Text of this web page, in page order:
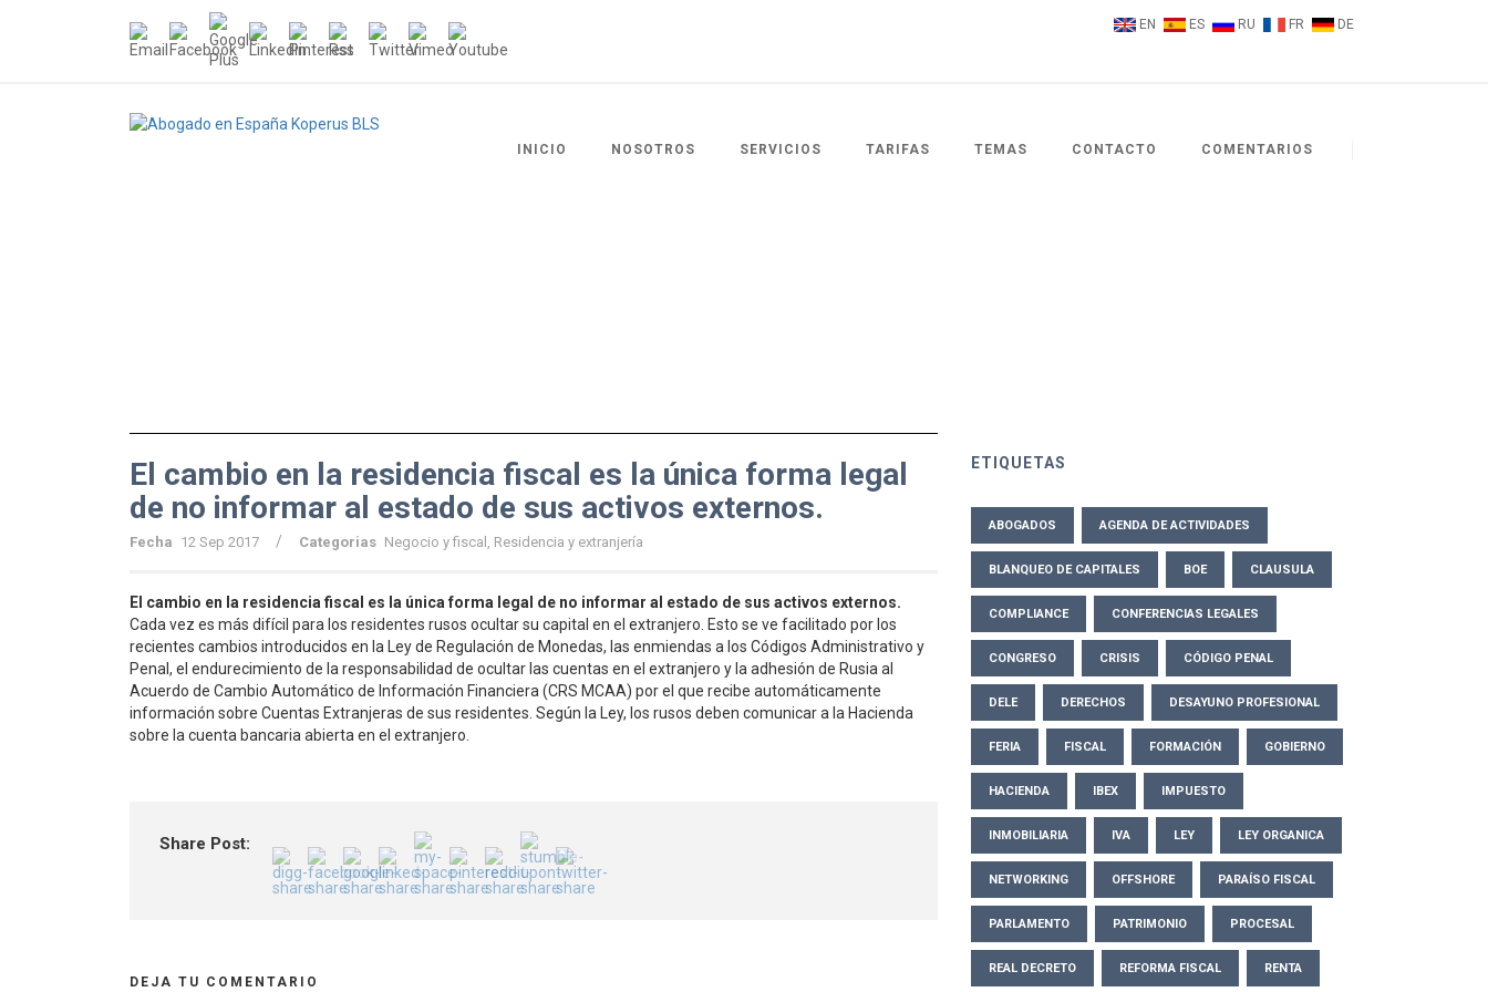
EN ES RU FR DE
INICIO NOSOTROS SERVICIOS TARIFAS TEMAS CONTACTO COMENTARIOS
El cambio en la residencia fiscal es la única forma legal
de no informar al estado de sus activos externos.
Fecha 12 Sep 2017 / Categorias Negocio y fiscal , Residencia y extranjería
El cambio en la residencia fiscal es la única forma legal de no informar al estado de sus activos externos.
Cada vez es más difícil para los residentes rusos ocultar su capital en el extranjero. Esto se ve facilitado por los
recientes cambios introducidos en la Ley de Regulación de Monedas, las enmiendas a los Códigos Administrativo y
Penal, el endurecimiento de la responsabilidad de ocultar las cuentas en el extranjero y la adhesión de Rusia al
Acuerdo de Cambio Automático de Información Financiera (CRS MCAA) por el que recibe automáticamente
información sobre Cuentas Extranjeras de sus residentes. Según la Ley, los rusos deben comunicar a la Hacienda
sobre la cuenta bancaria abierta en el extranjero.
Share Post:
DEJA TU COMENTARIO
ETIQUETAS
ABOGADOS AGENDA DE ACTIVIDADES
BLANQUEO DE CAPITALES BOE CLAUSULA
COMPLIANCE CONFERENCIAS LEGALES
CONGRESO CRISIS CÓDIGO PENAL
DELE DERECHOS DESAYUNO PROFESIONAL
FERIA FISCAL FORMACIÓN GOBIERNO
HACIENDA IBEX IMPUESTO
INMOBILIARIA IVA LEY LEY ORGANICA
NETWORKING OFFSHORE PARAÍSO FISCAL
PARLAMENTO PATRIMONIO PROCESAL
REAL DECRETO REFORMA FISCAL RENTA